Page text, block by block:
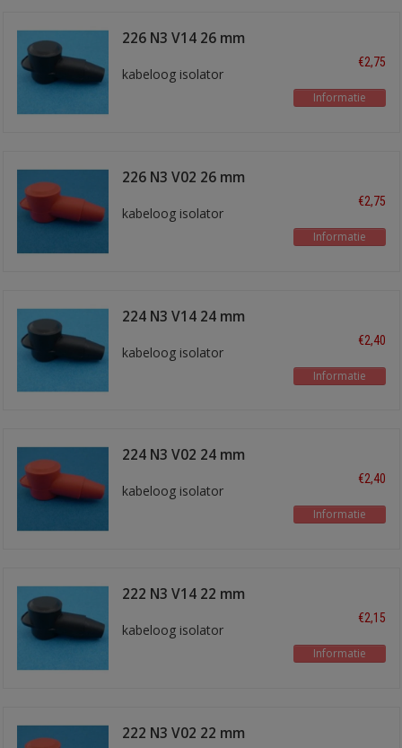
226 N3 V14 26 mm
kabeloog isolator
€2,75
Informatie
226 N3 V02 26 mm
kabeloog isolator
€2,75
Informatie
224 N3 V14 24 mm
kabeloog isolator
€2,40
Informatie
224 N3 V02 24 mm
kabeloog isolator
€2,40
Informatie
222 N3 V14 22 mm
kabeloog isolator
€2,15
Informatie
222 N3 V02 22 mm